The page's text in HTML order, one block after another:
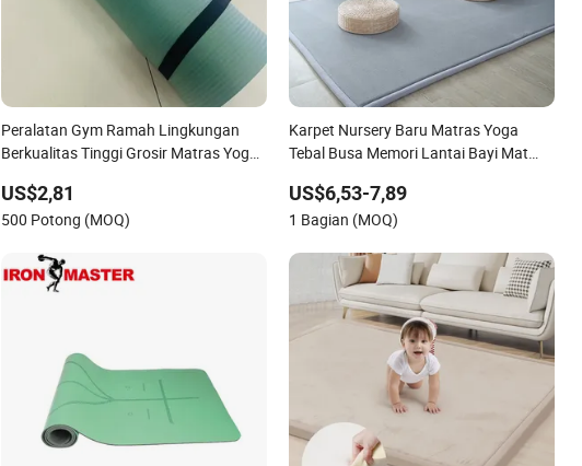
Peralatan Gym Ramah Lingkungan
Berkualitas Tinggi Grosir Matras Yoga
US$2,81
500 Potong (MOQ)
Karpet Nursery Baru Matras Yoga
Tebal Busa Memori Lantai Bayi Mat
US$6,53-7,89
1 Bagian (MOQ)